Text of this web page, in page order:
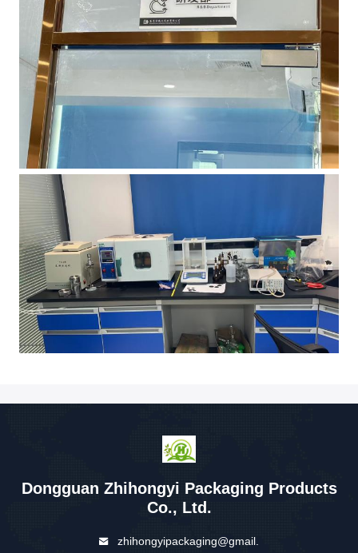
Dongguan Zhihongyi Packaging Products
Co., Ltd.
zhihongyipackaging@gmail.